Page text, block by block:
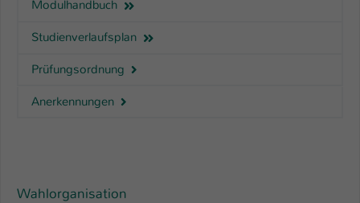
Modulhandbuch
Studienverlaufsplan
Prüfungsordnung
Anerkennungen
Wahlorganisation